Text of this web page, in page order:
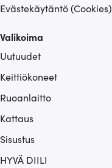
Evästekäytäntö (Cookies)
Valikoima
Uutuudet
Keittiökoneet
Ruoanlaitto
Kattaus
Sisustus
HYVÄ DIILI